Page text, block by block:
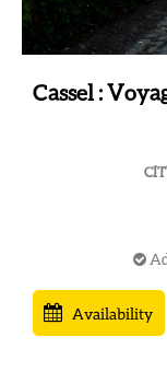
Cassel :
Availability